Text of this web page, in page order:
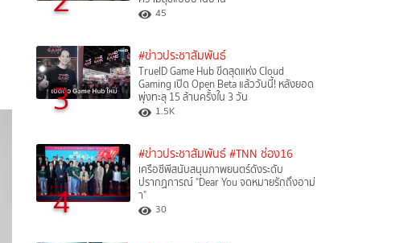
45
3
#ข่าวประชาสัมพันธ์
TrueID Game Hub ขีดสุดแห่ง Cloud
Gaming เปิด Open Beta แล้ววันนี้! หลังยอด
พุ่งทะลุ 15 ล้านครั้งใน 3 วัน
1.5K
4
#ข่าวประชาสัมพันธ์ #TNN ช่อง16
เครือซีพีสนับสนุนภาพยนตร์ดังระดับ
ปรากฏการณ์ "Dear You จดหมายรักถึงอาม่
า"
30